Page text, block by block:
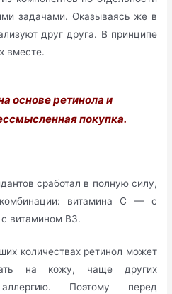
задачами. Оказываясь же в
друг друга. В принципе
вместе.
основе ретинола и
покупка.
сработал в полную силу,
комбинации: витамина С — с
витамином В3.
количествах ретинол может
на кожу, чаще других
Поэтому перед